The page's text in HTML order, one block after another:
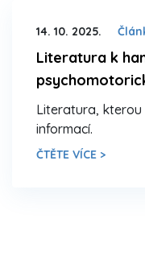
14. 10. 2025.
Literatura k
Literatura,
informací.
ČTĚTE VÍCE >